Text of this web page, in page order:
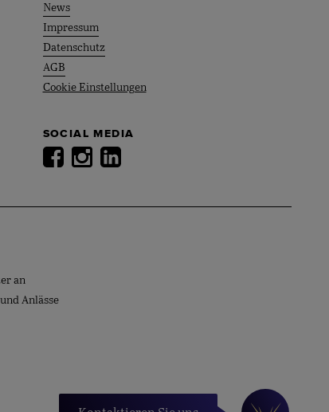
News
Impressum
Datenschutz
AGB
Cookie Einstellungen
SOCIAL MEDIA
an
Anlässe